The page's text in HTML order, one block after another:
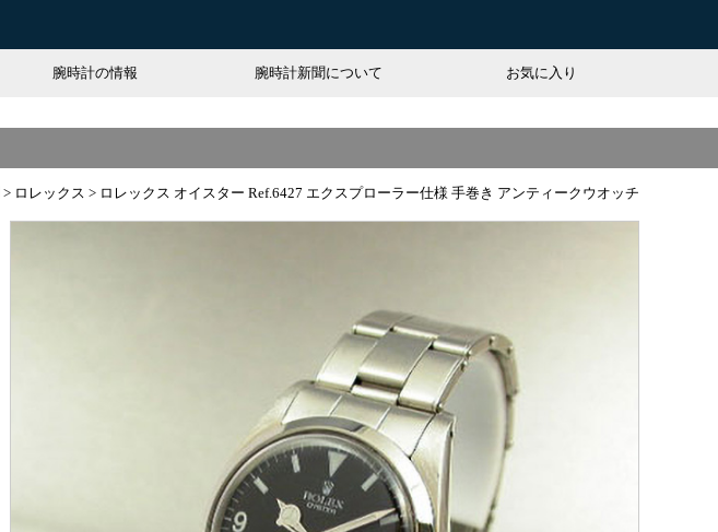
腕時計の情報 腕時計新聞について お気に入り
> ロレックス > ロレックス オイスター Ref.6427 エクスプローラー仕様 手巻き アンティークウオッチ